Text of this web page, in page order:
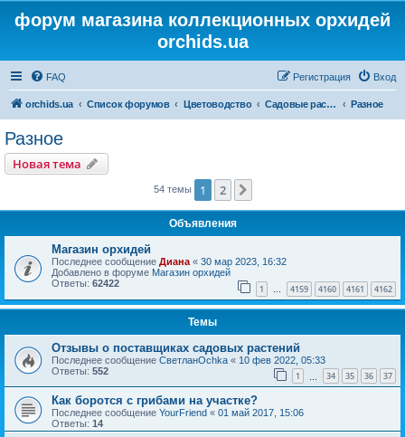
форум магазина коллекционных орхидей
orchids.ua
FAQ Вход
Регистрация
orchids.ua Список форумов Цветоводство Садовые растения Разное
Разное
Новая тема
54 темы 1 2
Объявления
Магазин орхидей
Последнее сообщение Диана « 30 мар 2023, 16:32
Добавлено в форуме Магазин орхидей
Ответы: 62422 1 … 4159 4160 4161 4162
Темы
Отзывы о поставщиках садовых растений
Последнее сообщение СветланOchka « 10 фев 2022, 05:33
Ответы: 552 1 34 35 36 37
Как боротся с грибами на участке?
Последнее сообщение YourFriend « 01 май 2017, 15:06
Ответы: 14